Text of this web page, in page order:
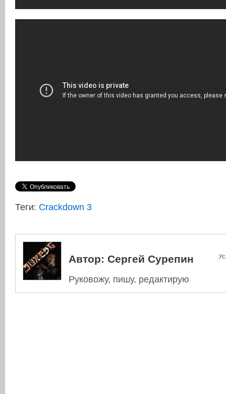
Теги: Crackdown 3
Автор: Сергей Сурепин
Руковожу, пишу, редактирую